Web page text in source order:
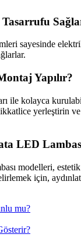
sayesinde
Yapılır?
ile kolayca
yerleştirin
LED
modelleri,
için,
mu?